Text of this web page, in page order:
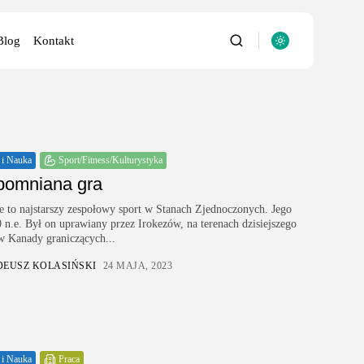
Kontakt
i Nauka Sport/Fitness/Kulturystyka
gra
to najstarszy zespołowy sport w Stanach Zjednoczonych. Jego
Był on uprawiany przez Irokezów, na terenach dzisiejszego
Kanady graniczących...
KOLASIŃSKI 24 MAJA, 2023
i Nauka Praca